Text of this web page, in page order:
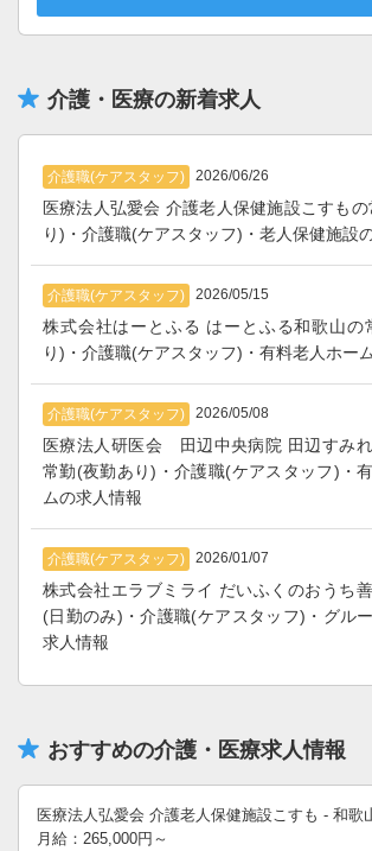
介護・医療の新着求人
介護職(ケアスタッフ) 2026/06/26
医療法人弘愛会 介護老人保健施設こすも
り)・介護職(ケアスタッフ)・老人保健施設
介護職(ケアスタッフ) 2026/05/15
株式会社はーとふる はーとふる和歌山の
り)・介護職(ケアスタッフ)・有料老人ホー
介護職(ケアスタッフ) 2026/05/08
医療法人研医会 田辺中央病院 田辺すみ
常勤(夜勤あり)・介護職(ケアスタッフ)・
ムの求人情報
介護職(ケアスタッフ) 2026/01/07
株式会社エラブミライ だいふくのおうち
(日勤のみ)・介護職(ケアスタッフ)・グル
求人情報
おすすめの介護・医療求人情報
医療法人弘愛会 介護老人保健施設こすも - 和歌
月給：265,000円～